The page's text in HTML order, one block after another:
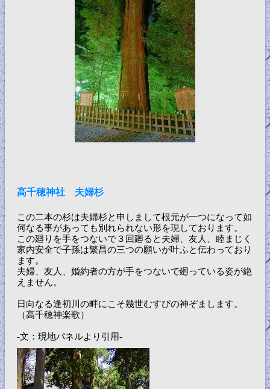
高千穂神社 夫婦杉
この二本の杉は夫婦杉と申しまして根元が一つになって如
何なる事があっても別れられない形を現しております。
この廻りを手をつないで３回廻ると夫婦、友人、睦まじく
家内安全で子孫は繁昌の三つの願いが叶ふと伝わっており
ます。
夫婦、友人、婚約者の方が手をつないで廻っている姿が絶
えません。
日向なる逢初川の畔にこそ幾世むすびの神ぞまします。
（高千穂神楽歌）
-文：現地パネルより引用-